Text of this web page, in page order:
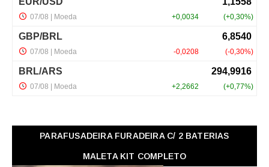
PARAFUSADEIRA FURADEIRA C/ 2 BATERIAS
MALETA KIT COMPLETO